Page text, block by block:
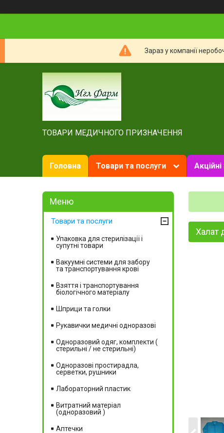
Зараз у компанії
ТОВАРИ МЕДИЧНОГО ПРИЗНАЧЕННЯ
Головна Товари та послуги
Халат
Товари та послуги
Упаковка для стерилізації і
супутні товари
Вакуумні системи для забору
та транспортування крові
Взяття і транспортування
біологічного матеріалу
Шприци та голки
Рукавички медичні одноразові
Одноразовий одяг, комплекти (
стерильні / не стерильні)
Одноразові простирадла,
серветки, рушники
Лабораторний пластик
Витратний матеріал
(одноразовий )
Аптечки